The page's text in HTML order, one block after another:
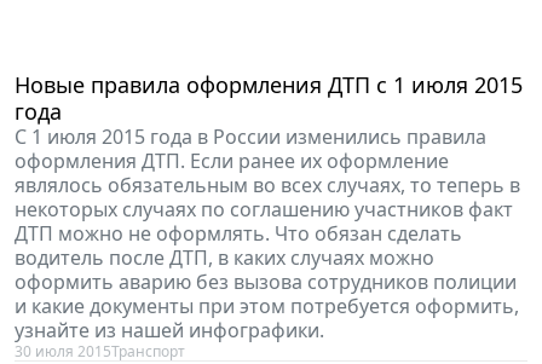
Новые правила оформления ДТП с 1 июля 2015
года
С 1 июля 2015 года в России изменились правила
оформления ДТП. Если ранее их оформление
являлось обязательным во всех случаях, то теперь в
некоторых случаях по соглашению участников факт
ДТП можно не оформлять. Что обязан сделать
водитель после ДТП, в каких случаях можно
оформить аварию без вызова сотрудников полиции
и какие документы при этом потребуется оформить,
узнайте из нашей инфографики.
30 июля 2015Транспорт